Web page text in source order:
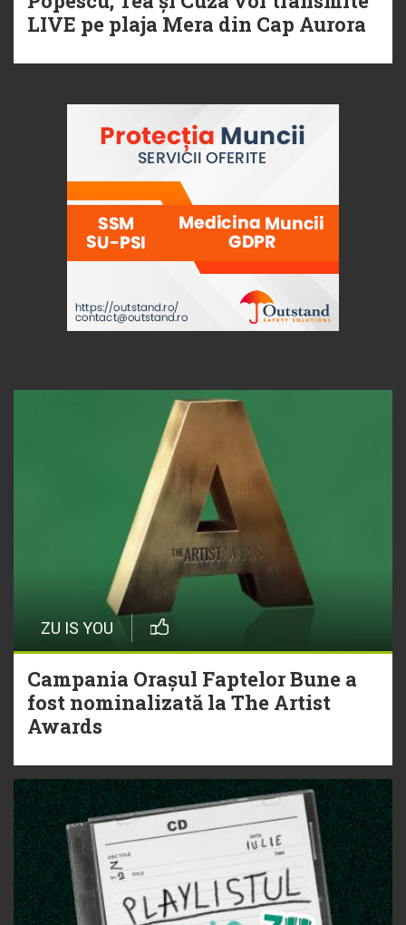
LIVE pe plaja Mera din Cap Aurora
ZU IS YOU
Campania Orașul Faptelor Bune a
fost nominalizată la The Artist
Awards